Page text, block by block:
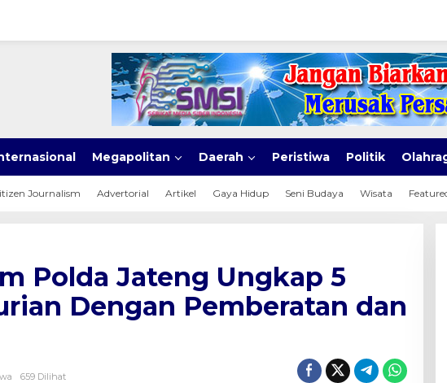
Megapolitan Daerah Peristiwa Politik
Journalism Advertorial Artikel Gaya Hidup Seni Budaya Wisata
Polda Jateng Ungkap 5
Dengan Pemberatan dan
659 Dilihat